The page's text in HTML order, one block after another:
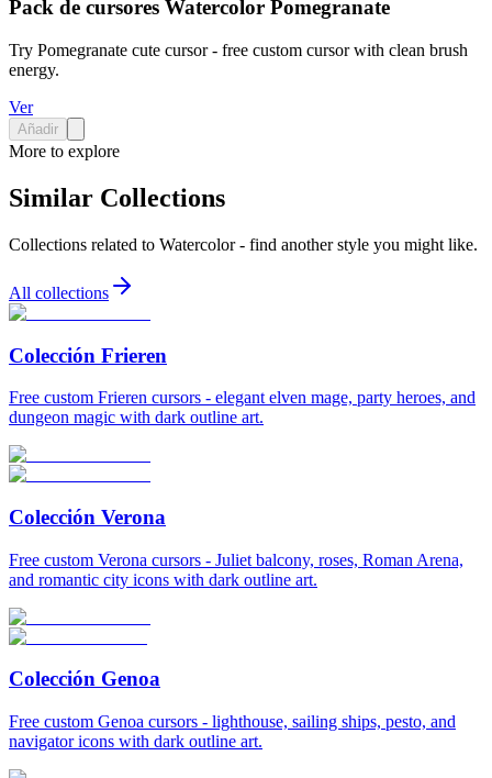
Pack de cursores Watercolor Pomegranate
Try Pomegranate cute cursor - free custom cursor with clean brush
energy.
Ver
Añadir
More to explore
Similar Collections
Collections related to Watercolor - find another style you might like.
All collections
Colección Frieren
Free custom Frieren cursors - elegant elven mage, party heroes, and
dungeon magic with dark outline art.
Colección Verona
Free custom Verona cursors - Juliet balcony, roses, Roman Arena,
and romantic city icons with dark outline art.
Colección Genoa
Free custom Genoa cursors - lighthouse, sailing ships, pesto, and
navigator icons with dark outline art.